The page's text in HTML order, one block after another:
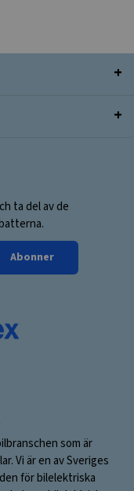
ta del av de
Abonner
som är
Vi är en av Sveriges
för bilelektriska